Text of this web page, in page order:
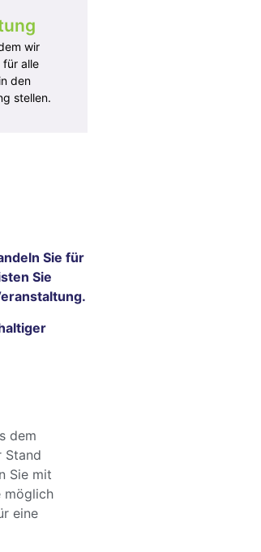
wir
für alle
den
stellen.
Themen
um ihre
Sie für
Sie
dem
Stand
Sie mit
möglich
eine